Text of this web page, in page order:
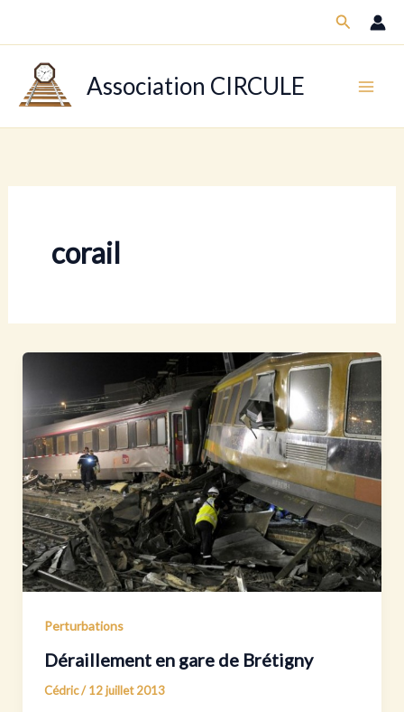
Association CIRCULE
corail
Perturbations
Déraillement en gare de Brétigny
Cédric/12 juillet 2013